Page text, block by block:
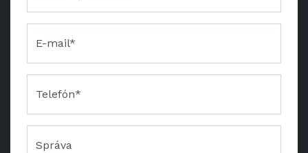
E-mail*
Telefón*
Správa